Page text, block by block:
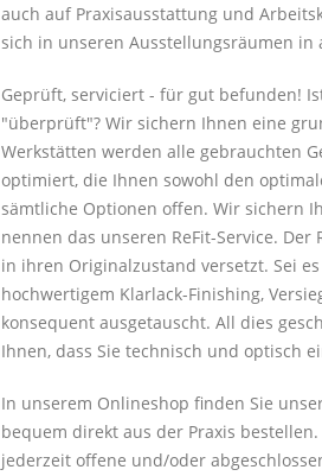
auch auf Praxisausstattung und
sich in unseren Ausstellungsräumen in
Geprüft, serviciert - für gut befunden!
"überprüft"? Wir sichern Ihnen eine
Werkstätten werden alle gebrauchten
optimiert, die Ihnen sowohl den
sämtliche Optionen offen. Wir sichern
nennen das unseren ReFit-Service.
in ihren Originalzustand versetzt. Sei
hochwertigem Klarlack-Finishing,
konsequent ausgetauscht. All dies
Ihnen, dass Sie technisch und optisch
In unserem Onlineshop finden Sie
bequem direkt aus der Praxis
jederzeit offene und/oder